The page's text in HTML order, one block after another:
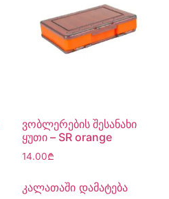
ვობლერების შესანახი
ყუთი – SR orange
14.00₾
კალათაში დამატება